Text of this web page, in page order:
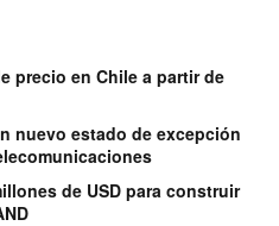
precio en Chile a partir de
nuevo estado de excepción
de USD para construir